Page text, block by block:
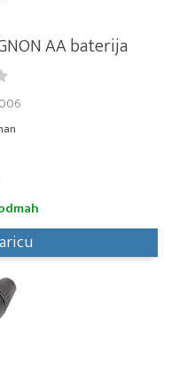
AA baterija